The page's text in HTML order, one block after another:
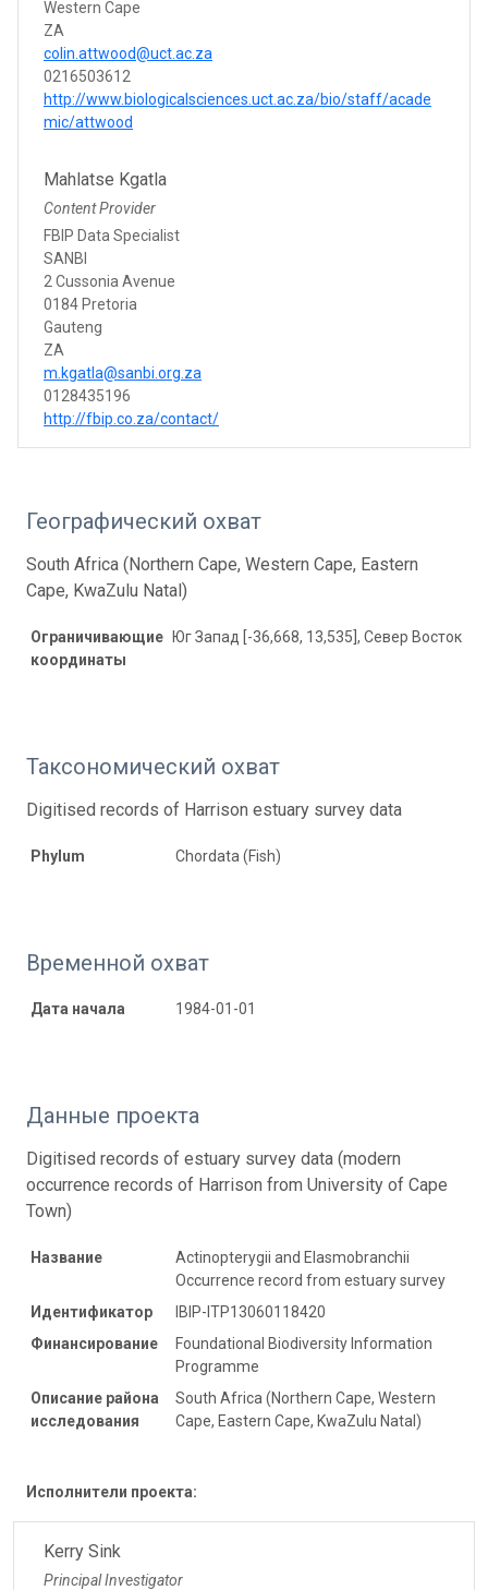
Western Cape
ZA
colin.attwood@uct.ac.za
0216503612
http://www.biologicalsciences.uct.ac.za/bio/staff/acade
mic/attwood
Mahlatse Kgatla
Content Provider
FBIP Data Specialist
SANBI
2 Cussonia Avenue
0184 Pretoria
Gauteng
ZA
m.kgatla@sanbi.org.za
0128435196
http://fbip.co.za/contact/
Географический охват
South Africa (Northern Cape, Western Cape, Eastern
Cape, KwaZulu Natal)
Ограничивающие
координаты
Юг Запад [-36,668, 13,535], Север Восток [-
Таксономический охват
Digitised records of Harrison estuary survey data
Phylum Chordata (Fish)
Временной охват
Дата начала 1984-01-01
Данные проекта
Digitised records of estuary survey data (modern
occurrence records of Harrison from University of Cape
Town)
Название
Actinopterygii and Elasmobranchii
Occurrence record from estuary survey
Идентификатор
IBIP-ITP13060118420
Финансирование
Foundational Biodiversity Information
Programme
Описание района
исследования
South Africa (Northern Cape, Western
Cape, Eastern Cape, KwaZulu Natal)
Исполнители проекта:
Kerry Sink
Principal Investigator